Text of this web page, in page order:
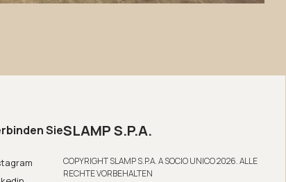
SieSLAMP S.P.A.
COPYRIGHT SLAMP S.P.A. A SOCIO UNICO 2026. ALLE
RECHTE VORBEHALTEN